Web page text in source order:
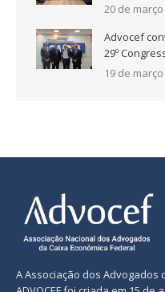
20 de
Advocef
29º
19 de
A Associação dos Advogados